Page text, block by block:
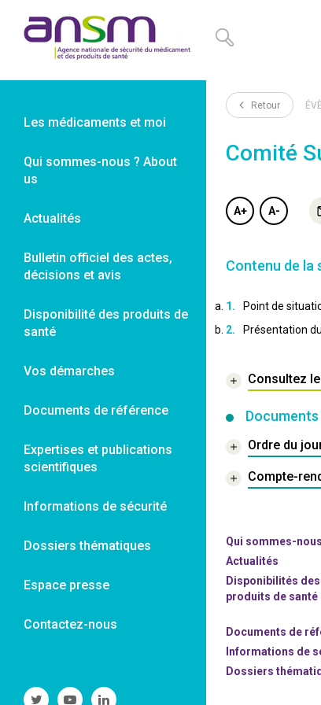
Les médicaments et moi
Qui sommes-nous ? About
us
Actualités
Bulletin officiel des actes,
décisions et avis
Disponibilité des produits de
santé
Vos démarches
Documents de référence
Expertises et publications
scientifiques
Informations de sécurité
Dossiers thématiques
Espace presse
Contactez-nous
SuivreSuivreSuivre
Retour
Comité
A+ A-
Contenu de la
Point de
Présentation
Consultez
Documents
Ordre du
Compte-
Qui sommes-
Actualités
Disponibilités des
produits de santé
Documents de
Informations de
Dossiers